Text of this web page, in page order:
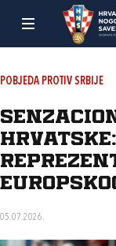
POBJEDA PROTIV SRBIJE
Hrvatske:
05.07.2026.